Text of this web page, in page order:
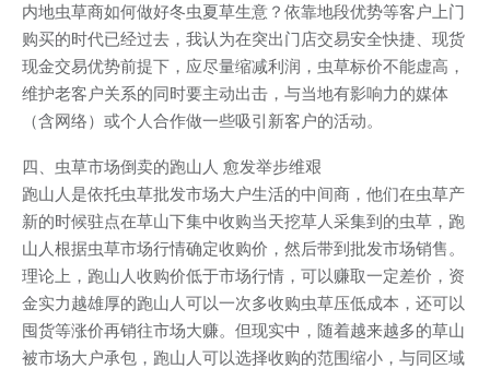
内地虫草商如何做好冬虫夏草生意？依靠地段优势等客户上门
购买的时代已经过去，我认为在突出门店交易安全快捷、现货
现金交易优势前提下，应尽量缩减利润，虫草标价不能虚高，
维护老客户关系的同时要主动出击，与当地有影响力的媒体
（含网络）或个人合作做一些吸引新客户的活动。
四、虫草市场倒卖的跑山人 愈发举步维艰
跑山人是依托虫草批发市场大户生活的中间商，他们在虫草产
新的时候驻点在草山下集中收购当天挖草人采集到的虫草，跑
山人根据虫草市场行情确定收购价，然后带到批发市场销售。
理论上，跑山人收购价低于市场行情，可以赚取一定差价，资
金实力越雄厚的跑山人可以一次多收购虫草压低成本，还可以
囤货等涨价再销往市场大赚。但现实中，随着越来越多的草山
被市场大户承包，跑山人可以选择收购的范围缩小，与同区域